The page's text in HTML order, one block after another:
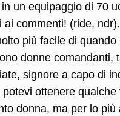
un equipaggio di 70
ai commenti! (ride,
più facile di quando
donne comandanti,
signore a capo di
potevi ottenere qualche
donna, ma per lo più